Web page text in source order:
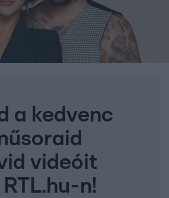
a kedvenc
videóit
n!